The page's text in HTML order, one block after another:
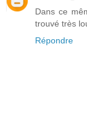
Dans ce
trouvé très
Répondre